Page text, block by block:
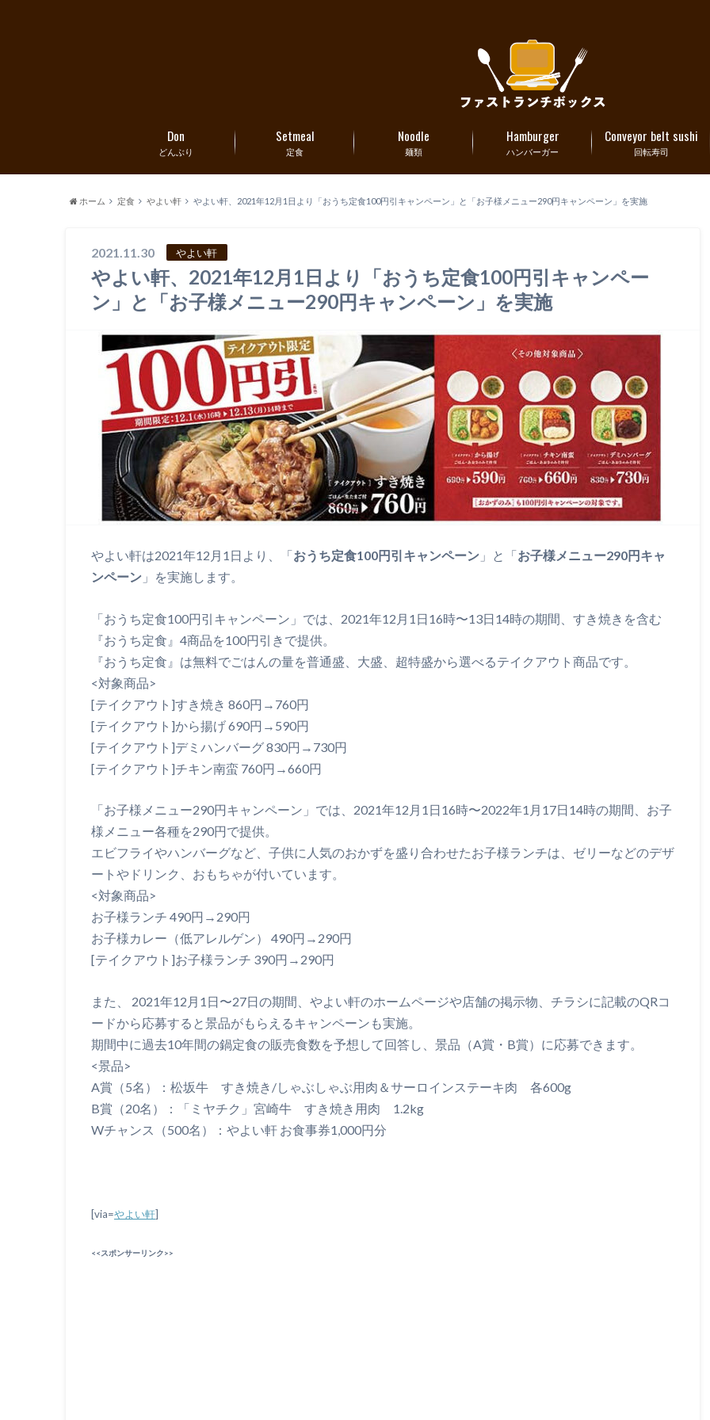
どんぶり
Don
定食
Setmeal
麺類
Noodle
ハンバーガー
Hamburger
回転寿司
Conveyor belt sushi
ホーム 定食 やよい軒 やよい軒、2021年12月1日より「おうち定食100円引キャンペーン」と「お子様メニュー290円キャンペーン」を実施
2021.11.30 やよい軒
やよい軒、2021年12月1日より「おうち定食100円引キャンペー
ン」と「お子様メニュー290円キャンペーン」を実施
やよい軒は2021年12月1日より、「おうち定食100円引キャンペーン 」と「お子様メニュー290円キャ
ンペーン 」を実施します。
「おうち定食100円引キャンペーン」では、2021年12月1日16時〜13日14時の期間、すき焼きを含む
『おうち定食』4商品を100円引きで提供。
『おうち定食』は無料でごはんの量を普通盛、大盛、超特盛から選べるテイクアウト商品です。
<対象商品>
[テイクアウト]すき焼き 860円→760円
[テイクアウト]から揚げ 690円→590円
[テイクアウト]デミハンバーグ 830円→730円
[テイクアウト]チキン南蛮 760円→660円
「お子様メニュー290円キャンペーン」では、2021年12月1日16時〜2022年1月17日14時の期間、お子
様メニュー各種を290円で提供。
エビフライやハンバーグなど、子供に人気のおかずを盛り合わせたお子様ランチは、ゼリーなどのデザ
ートやドリンク、おもちゃが付いています。
<対象商品>
お子様ランチ 490円→290円
お子様カレー（低アレルゲン） 490円→290円
[テイクアウト]お子様ランチ 390円→290円
また、 2021年12月1日〜27日の期間、やよい軒のホームページや店舗の掲示物、チラシに記載のQRコ
ードから応募すると景品がもらえるキャンペーンも実施。
期間中に過去10年間の鍋定食の販売食数を予想して回答し、景品（A賞・B賞）に応募できます。
<景品>
A賞（5名）：松坂牛 すき焼き/しゃぶしゃぶ用肉＆サーロインステーキ肉 各600g
B賞（20名）：「ミヤチク」宮崎牛 すき焼き用肉 1.2kg
Wチャンス（500名）：やよい軒 お食事券1,000円分
[via=やよい軒]
<<スポンサーリンク>>